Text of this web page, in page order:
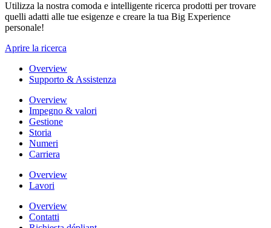
Utilizza la nostra comoda e intelligente ricerca prodotti per trovare
quelli adatti alle tue esigenze e creare la tua Big Experience
personale!
Aprire la ricerca
Overview
Supporto & Assistenza
Overview
Impegno & valori
Gestione
Storia
Numeri
Carriera
Overview
Lavori
Overview
Contatti